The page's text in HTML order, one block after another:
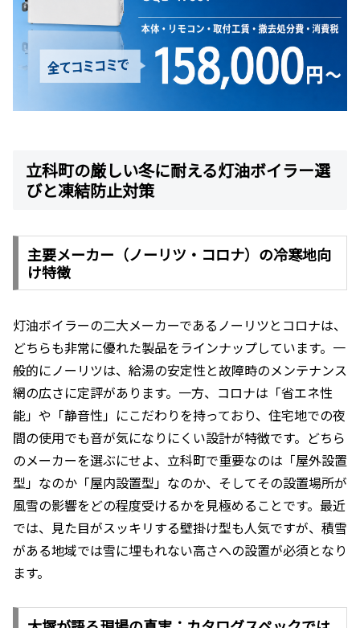
立科町の厳しい冬に耐える灯油ボイラー選
びと凍結防止対策
主要メーカー（ノーリツ・コロナ）の冷寒地向
け特徴
灯油ボイラーの二大メーカーであるノーリツとコロナは、
どちらも非常に優れた製品をラインナップしています。一
般的にノーリツは、給湯の安定性と故障時のメンテナンス
網の広さに定評があります。一方、コロナは「省エネ性
能」や「静音性」にこだわりを持っており、住宅地での夜
間の使用でも音が気になりにくい設計が特徴です。どちら
のメーカーを選ぶにせよ、立科町で重要なのは「屋外設置
型」なのか「屋内設置型」なのか、そしてその設置場所が
風雪の影響をどの程度受けるかを見極めることです。最近
では、見た目がスッキリする壁掛け型も人気ですが、積雪
がある地域では雪に埋もれない高さへの設置が必須となり
ます。